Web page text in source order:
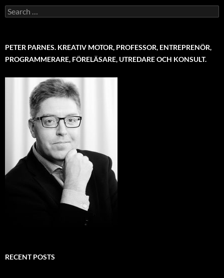
Search
for:
PETER PARNES. KREATIV MOTOR, PROFESSOR, ENTREPRENÖR,
PROGRAMMERARE, FÖRELÄSARE, UTREDARE OCH KONSULT.
RECENT POSTS